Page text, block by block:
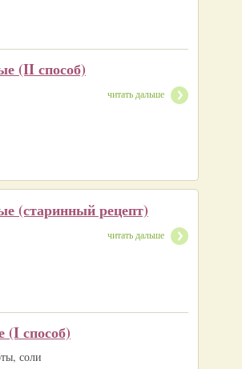
(II способ)
читать дальше
(старинный рецепт)
читать дальше
способ)
соли